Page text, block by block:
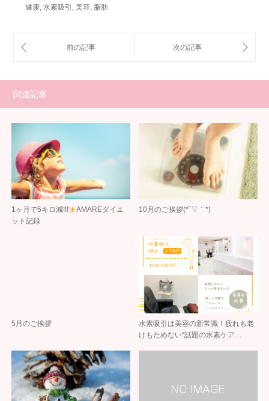
健康, 水素吸引 , 美容, 脂肪
関連記事
1ヶ月で5キロ減!!!
AMAREダイエ
ット記録
10月のご挨拶(*´▽｀*)
5月のご挨拶
水素吸引は美容の新常識！疲れも老
けもためない“話題の水素ケア…